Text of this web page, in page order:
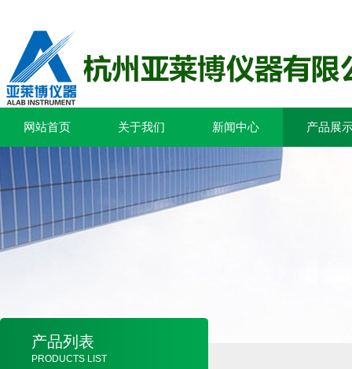
网站首页 关于我们 新闻中心 产品展
产品列表
PRODUCTS LIST